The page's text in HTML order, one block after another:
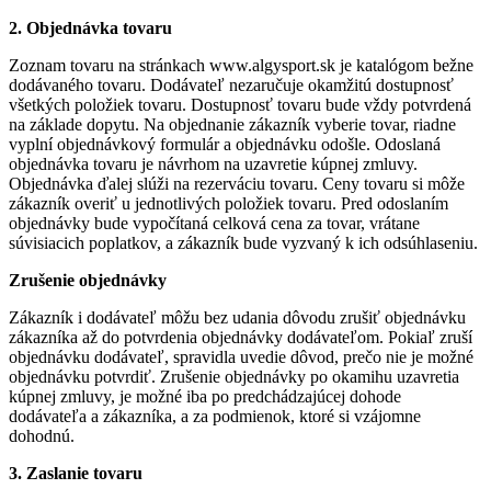
2. Objednávka tovaru
Zoznam tovaru na stránkach www.algysport.sk je katalógom bežne
dodávaného tovaru. Dodávateľ nezaručuje okamžitú dostupnosť
všetkých položiek tovaru. Dostupnosť tovaru bude vždy potvrdená
na základe dopytu. Na objednanie zákazník vyberie tovar, riadne
vyplní objednávkový formulár a objednávku odošle. Odoslaná
objednávka tovaru je návrhom na uzavretie kúpnej zmluvy.
Objednávka ďalej slúži na rezerváciu tovaru. Ceny tovaru si môže
zákazník overiť u jednotlivých položiek tovaru. Pred odoslaním
objednávky bude vypočítaná celková cena za tovar, vrátane
súvisiacich poplatkov, a zákazník bude vyzvaný k ich odsúhlaseniu.
Zrušenie objednávky
Zákazník i dodávateľ môžu bez udania dôvodu zrušiť objednávku
zákazníka až do potvrdenia objednávky dodávateľom. Pokiaľ zruší
objednávku dodávateľ, spravidla uvedie dôvod, prečo nie je možné
objednávku potvrdiť. Zrušenie objednávky po okamihu uzavretia
kúpnej zmluvy, je možné iba po predchádzajúcej dohode
dodávateľa a zákazníka, a za podmienok, ktoré si vzájomne
dohodnú.
3. Zaslanie tovaru